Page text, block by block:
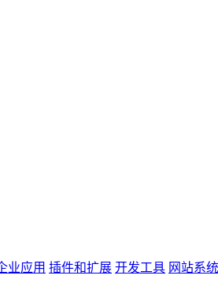
业应用 插件和扩展 开发工具 网站系统